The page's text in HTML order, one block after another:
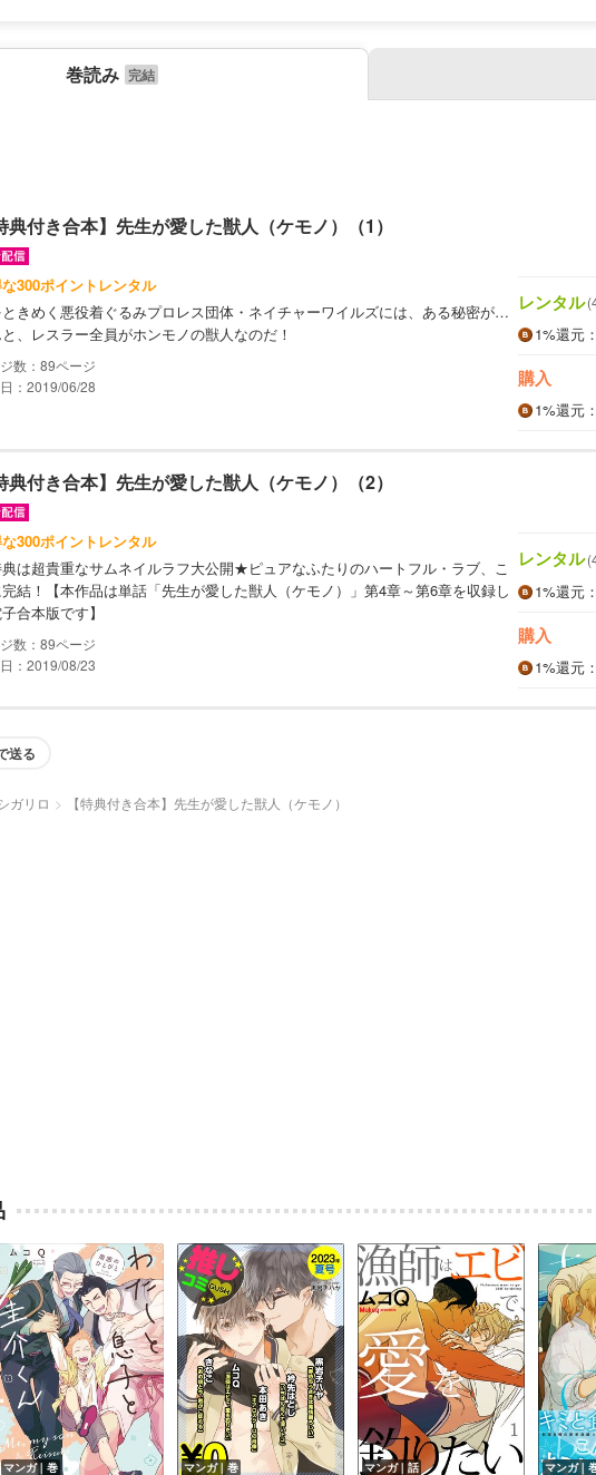
巻読み
典付き合本】先生が愛した獣人（ケモノ）（1）
300ポイントレンタル
きめく悪役着ぐるみプロレス団体・ネイチャーワイルズには、ある秘密が…
、レスラー全員がホンモノの獣人なのだ！
89
：2019/06/28
レンタル
1%還元
購入
1%還元
典付き合本】先生が愛した獣人（ケモノ）（2）
300ポイントレンタル
は超貴重なサムネイルラフ大公開★ピュアなふたりのハートフル・ラブ、こ
結！【本作品は単話「先生が愛した獣人（ケモノ）」第4章～第6章を収録し
合本版です】
89
：2019/08/23
レンタル
1%還元
購入
1%還元
送る
ガリロ 【特典付き合本】先生が愛した獣人（ケモノ）
マンガ｜巻 マンガ｜巻 マンガ｜話 マンガ｜